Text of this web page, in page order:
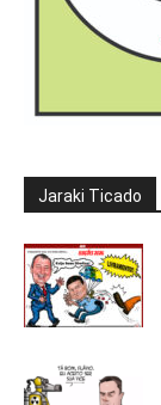
Jaraki Ticado